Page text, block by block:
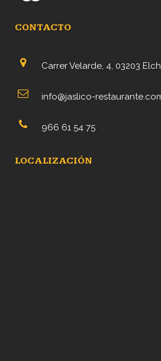
CONTACTO
Carrer Velarde, 4, 03203
info@jaslico-
966 61 54 75
LOCALIZACIÓN